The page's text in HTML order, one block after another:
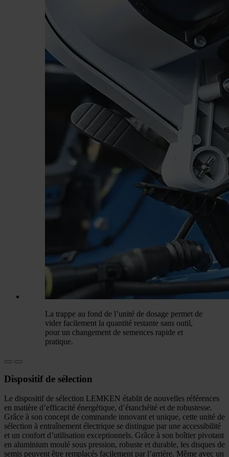
La trappe au fond de l’unité de dosage permet de
vider facilement la quantité restante sans outil,
pour un changement de semences rapide et
pratique.
Dispositif de sélection
Le dispositif de sélection LEMKEN établit de nouvelles références
en matière d’efficacité énergétique, d’étanchéité et de robustesse.
Grâce à son concept de commande innovant et unique, cette unité de
sélection à entraînement électrique se distingue par une accessibilité
et un confort d’utilisation exceptionnels. Grâce à son boîtier pivotant
en aluminium moulé sous pression, robuste et durable, les disques de
semis peuvent être remplacés facilement par l’arrière. Même avec un